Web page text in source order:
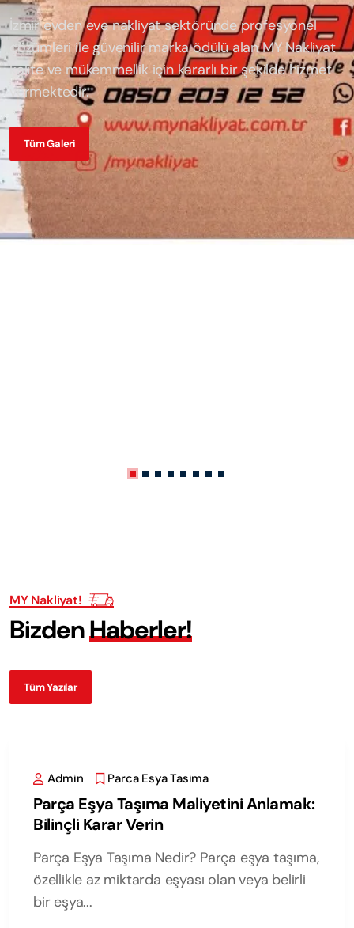
İzmir evden eve nakliyat sektöründe profesyonel
çözümleri ile güvenilir marka ödülü alanMY Nakliyat
kalite ve mükemmellik için kararlı bir şekilde hizmet
vermektedir.
Tüm Galeri
MY Nakliyat!
BizdenHaberler!
Tüm Yazılar
Admin Parca Esya Tasima
Parça Eşya Taşıma Maliyetini Anlamak:
Bilinçli Karar Verin
Parça Eşya Taşıma Nedir? Parça eşya taşıma,
özellikle az miktarda eşyası olan veya belirli
bir eşya...